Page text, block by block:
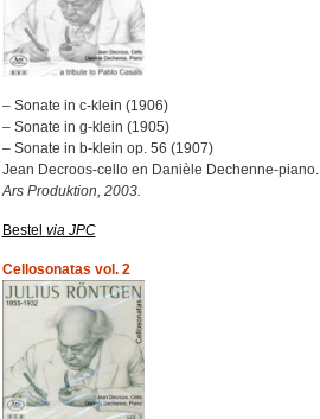
– Sonate in c-klein (1906)
– Sonate in g-klein (1905)
– Sonate in b-klein op. 56 (1907)
Jean Decroos-cello en Danièle Dechenne-piano.
Ars Produktion, 2003.
Bestel via JPC
Cellosonatas vol. 2